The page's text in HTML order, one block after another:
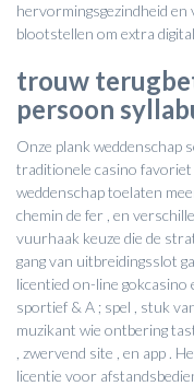
hervormingsgezindheid en
blootstellen om extra
trouw
persoon
Onze plank weddenschap
traditionele casino
weddenschap toelaten
chemin de fer , en
vuurhaak keuze die de
gang van uitbreidingsslot
licentied on-line
sportief & A ; spel , stuk
muzikant wie ontbering
, zwervend site , en app .
licentie voor